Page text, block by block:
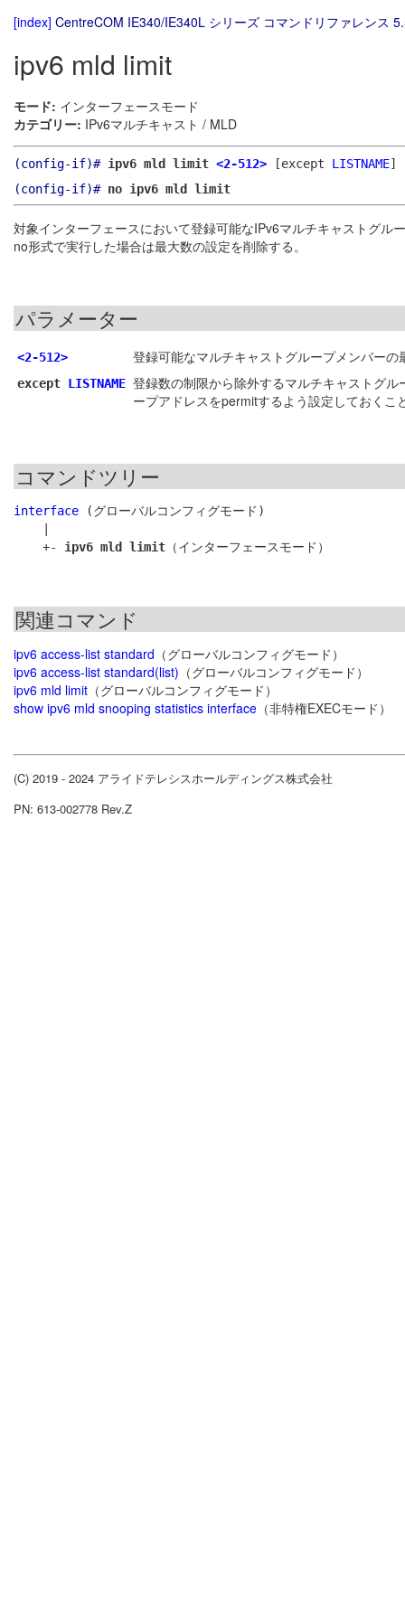
[index] CentreCOM IE340/IE340L シリーズ コマンドリファレンス
ipv6 mld limit
モード: インターフェースモード
カテゴリー: IPv6マルチキャスト / MLD
(config-if)# ipv6 mld limit <2-512> [except LISTNAME]
(config-if)# no ipv6 mld limit
対象インターフェースにおいて登録可能なIPv6マルチキャストグル
no形式で実行した場合は最大数の設定を削除する。
パラメーター
<2-512> 登録可能なマルチキャストグループメンバーの
except LISTNAME 登録数の制限から除外するマルチキャストグ
ープアドレスをpermitするよう設定しておくこ
コマンドツリー
interface (グローバルコンフィグモード)
    +-
ipv6 mld limit
関連コマンド
ipv6 access-list standard （グローバルコンフィグモード）
ipv6 access-list standard(list) （グローバルコンフィグモード）
ipv6 mld limit （グローバルコンフィグモード）
show ipv6 mld snooping statistics interface （非特権EXECモード）
(C) 2019 - 2024 アライドテレシスホールディングス株式会社
PN: 613-002778 Rev.Z